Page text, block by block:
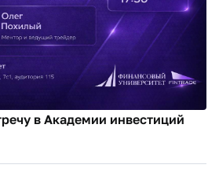
в Академии инвестиций